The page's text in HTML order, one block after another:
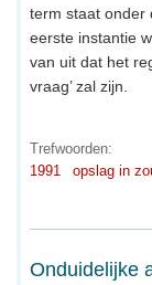
term staat onder
eerste instantie
van uit dat het
vraag’ zal zijn.
Trefwoorden:
1991
opslag in
Onduidelijke